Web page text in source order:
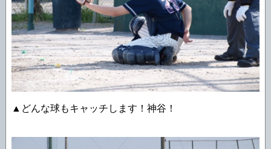
▲どんな球もキャッチします！神谷！